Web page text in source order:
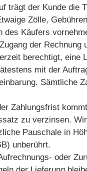
trägt der Kunde die
Zölle,
des Käufers
der
berechtigt, eine
mit der
Sämtliche
Zahlungsfrist
zu verzinsen.
Pauschale in
unberührt.
oder